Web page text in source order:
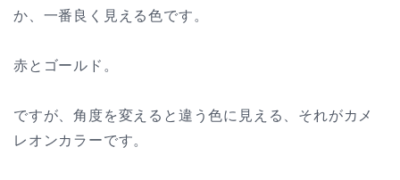
か、一番良く見える色です。
赤とゴールド。
ですが、角度を変えると違う色に見える、それがカメ
レオンカラーです。